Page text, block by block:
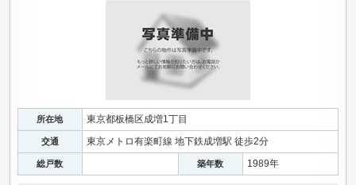
所在地 東京都板橋区成増1丁目
交通 東京メトロ有楽町線 地下鉄成増駅 徒歩2分
総戸数 築年数 1989年